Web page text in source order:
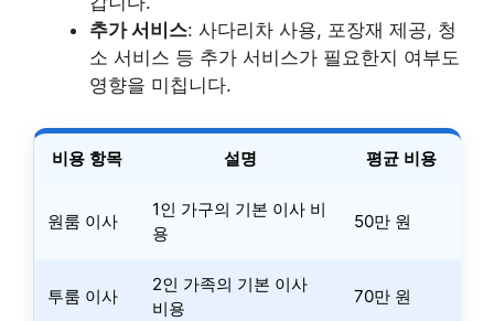
추가 서비스: 사다리차 사용, 포장재 제공, 청
소 서비스 등 추가 서비스가 필요한지 여부도
영향을 미칩니다.
비용 항목 설명 평균 비용
원룸 이사
1인 가구의 기본 이사 비
용
50만 원
투룸 이사
2인 가족의 기본 이사
비용
70만 원